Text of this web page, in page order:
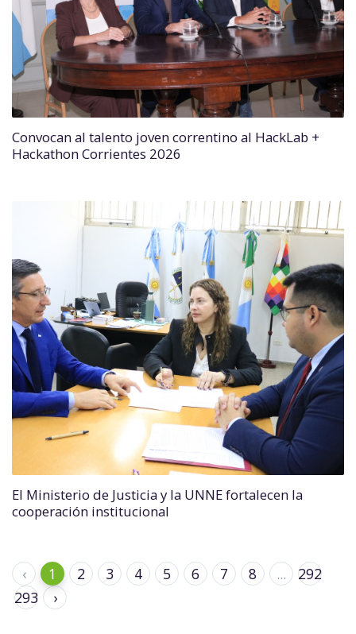
Convocan al talento joven correntino al HackLab +
Hackathon Corrientes 2026
El Ministerio de Justicia y la UNNE fortalecen la
cooperación institucional
‹ 1 2 3 4 5 6 7 8 ...
292
293
›